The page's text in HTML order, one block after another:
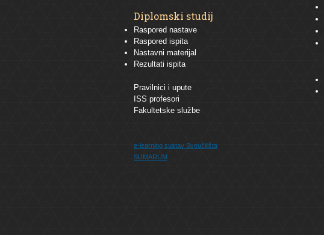
Diplomski studij
Raspored nastave
Raspored ispita
Nastavni materijal
Rezultati ispita
Pravilnici i upute
ISS profesori
Fakultetske službe
e-learning sustav Sveučilišta
SUMARUM